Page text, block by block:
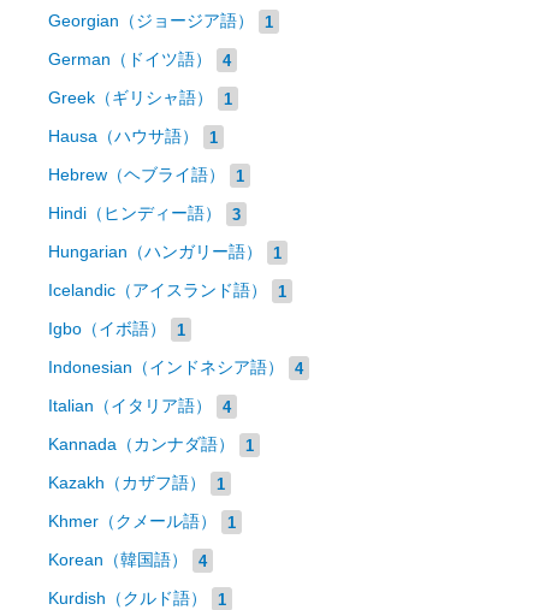
Georgian（ジョージア語） 1
German（ドイツ語） 4
Greek（ギリシャ語） 1
Hausa（ハウサ語） 1
Hebrew（ヘブライ語） 1
Hindi（ヒンディー語） 3
Hungarian（ハンガリー語） 1
Icelandic（アイスランド語） 1
Igbo（イボ語） 1
Indonesian（インドネシア語） 4
Italian（イタリア語） 4
Kannada（カンナダ語） 1
Kazakh（カザフ語） 1
Khmer（クメール語） 1
Korean（韓国語） 4
Kurdish（クルド語） 1